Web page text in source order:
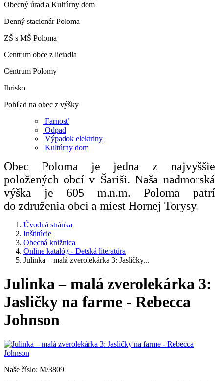
Obecný úrad a Kultúrny dom
Denný stacionár Poloma
ZŠ s MŠ Poloma
Centrum obce z lietadla
Centrum Polomy
Ihrisko
Pohľad na obec z výšky
Farnosť
Odpad
Výpadok elektriny
Kultúrny dom
Obec Poloma je jedna z najvyššie
položených obcí v Šariši. Naša nadmorská
výška je 605 m.n.m. Poloma patrí
do združenia obcí a miest Hornej Torysy.
Úvodná stránka
Inštitúcie
Obecná knižnica
Online katalóg - Detská literatúra
Julinka – malá zverolekárka 3: Jasličky...
Julinka – malá zverolekárka 3:
Jasličky na farme - Rebecca
Johnson
Naše číslo: M/3809